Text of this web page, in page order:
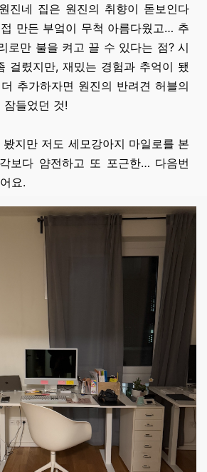
진네 집은 원진의 취향이 돋보인다
만든 부엌이 무척 아름다웠고… 추
로만 불을 켜고 끌 수 있다는 점? 시
걸렸지만, 재밌는 경험과 추억이 됐
추가하자면 원진의 반려견 허블의
잠들었던 것!
봤지만 저도 세모강아지 마일로를 본
보다 얌전하고 또 포근한… 다음번
요.